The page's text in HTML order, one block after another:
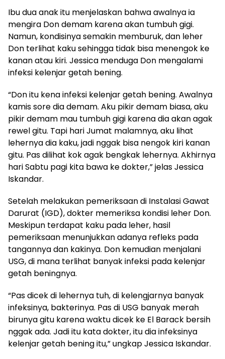
Ibu dua anak itu menjelaskan bahwa awalnya ia
mengira Don demam karena akan tumbuh gigi.
Namun, kondisinya semakin memburuk, dan leher
Don terlihat kaku sehingga tidak bisa menengok ke
kanan atau kiri. Jessica menduga Don mengalami
infeksi kelenjar getah bening.
“Don itu kena infeksi kelenjar getah bening. Awalnya
kamis sore dia demam. Aku pikir demam biasa, aku
pikir demam mau tumbuh gigi karena dia akan agak
rewel gitu. Tapi hari Jumat malamnya, aku lihat
lehernya dia kaku, jadi nggak bisa nengok kiri kanan
gitu. Pas dilihat kok agak bengkak lehernya. Akhirnya
hari Sabtu pagi kita bawa ke dokter,” jelas Jessica
Iskandar.
Setelah melakukan pemeriksaan di Instalasi Gawat
Darurat (IGD), dokter memeriksa kondisi leher Don.
Meskipun terdapat kaku pada leher, hasil
pemeriksaan menunjukkan adanya refleks pada
tangannya dan kakinya. Don kemudian menjalani
USG, di mana terlihat banyak infeksi pada kelenjar
getah beningnya.
“Pas dicek di lehernya tuh, di kelengjarnya banyak
infeksinya, bakterinya. Pas di USG banyak merah
birunya gitu karena waktu dicek ke El Barack bersih
nggak ada. Jadi itu kata dokter, itu dia infeksinya
kelenjar getah bening itu,” ungkap Jessica Iskandar.